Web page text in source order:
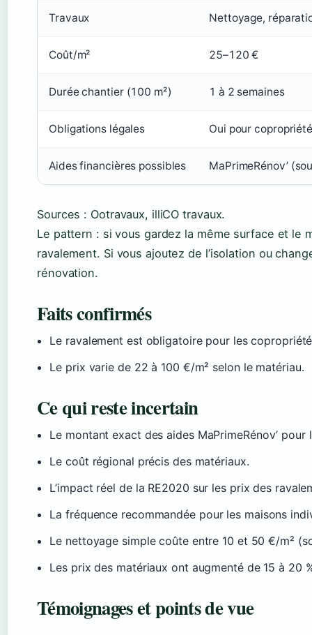
Travaux Nettoyage,
Coût/m² 25–120 €
Durée chantier (100 m²) 1 à 2 semaines
Obligations légales Oui pour
Aides financières possibles MaPrimeRénov’
Sources : Ootravaux, illiCO travaux.
Le pattern : si vous gardez la même surface et le
ravalement. Si vous ajoutez de l’isolation ou
rénovation.
Faits confirmés
Le ravalement est obligatoire pour les
Le prix varie de 22 à 100 €/m² selon le matériau.
Ce qui reste incertain
Le montant exact des aides MaPrimeRénov’
Le coût régional précis des matériaux.
L’impact réel de la RE2020 sur les prix des
La fréquence recommandée pour les maisons
Le nettoyage simple coûte entre 10 et 50 €/m²
Les prix des matériaux ont augmenté de 15 à 20
Témoignages et points de vue